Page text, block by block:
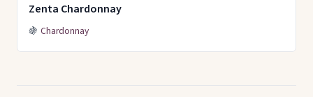
Zenta Chardonnay
🍇 Chardonnay